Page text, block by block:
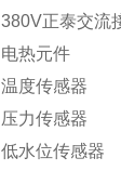
380V正泰交流
电热元件
温度传感器
压力传感器
低水位传感器